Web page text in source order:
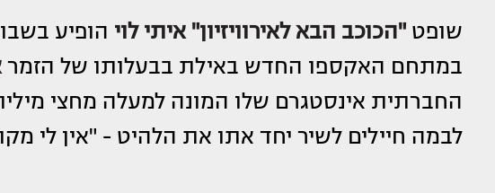
שופט"הכוכב הבא לאירוויזיון" איתי לוי הופיע
במתחם האקספו החדש באילת בבעלותו של הזמר
החברתית אינסטגרם שלו המונה למעלה מחצי
לבמה חיילים לשיר יחד אתו את הלהיט - "אין לי